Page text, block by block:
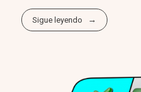
Sigue leyendo